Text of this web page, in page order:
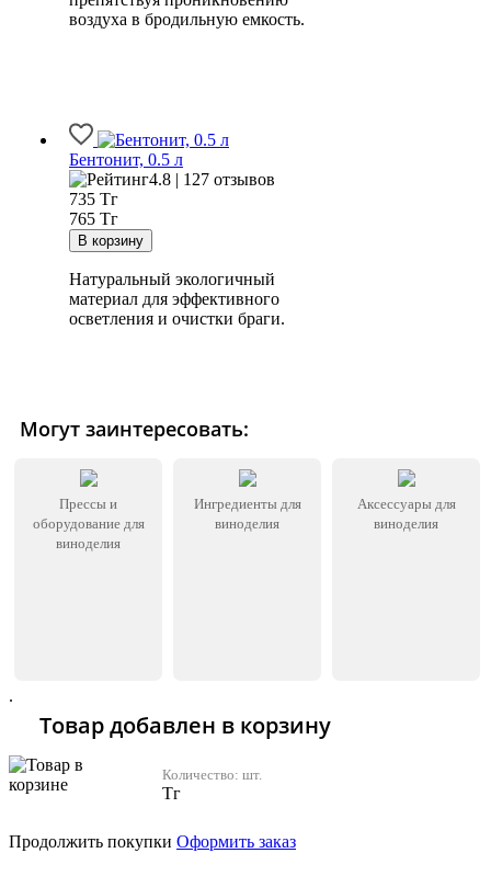
воздуха в бродильную емкость.
Бентонит, 0.5 л
4.8 | 127 отзывов
735 Тг
765 Тг
Натуральный экологичный
материал для эффективного
осветления и очистки браги.
Могут заинтересовать:
Прессы и
оборудование для
виноделия
Ингредиенты для
виноделия
Аксессуары для
виноделия
.
Товар добавлен в корзину
Количество: шт.
Тг
Продолжить покупки Оформить заказ